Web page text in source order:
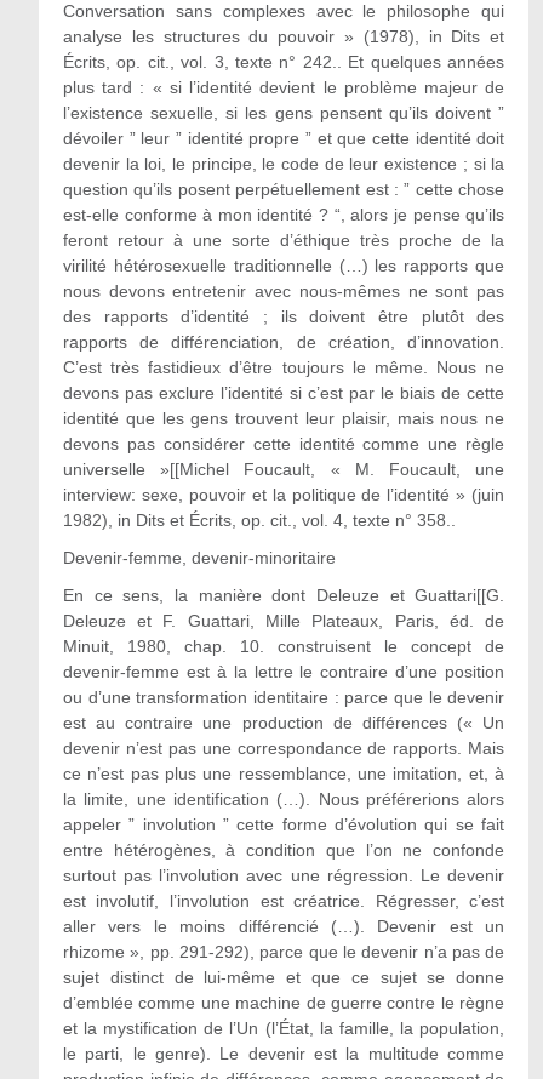
Conversation sans complexes avec le philosophe qui
analyse les structures du pouvoir » (1978), in Dits et
Écrits, op. cit., vol. 3, texte n° 242.. Et quelques années
plus tard : « si l’identité devient le problème majeur de
l’existence sexuelle, si les gens pensent qu’ils doivent ”
dévoiler ” leur ” identité propre ” et que cette identité doit
devenir la loi, le principe, le code de leur existence ; si la
question qu’ils posent perpétuellement est : ” cette chose
est-elle conforme à mon identité ? “, alors je pense qu’ils
feront retour à une sorte d’éthique très proche de la
virilité hétérosexuelle traditionnelle (…) les rapports que
nous devons entretenir avec nous-mêmes ne sont pas
des rapports d’identité ; ils doivent être plutôt des
rapports de différenciation, de création, d’innovation.
C’est très fastidieux d’être toujours le même. Nous ne
devons pas exclure l’identité si c’est par le biais de cette
identité que les gens trouvent leur plaisir, mais nous ne
devons pas considérer cette identité comme une règle
universelle »[[Michel Foucault, « M. Foucault, une
interview: sexe, pouvoir et la politique de l’identité » (juin
1982), in Dits et Écrits, op. cit., vol. 4, texte n° 358..
Devenir-femme, devenir-minoritaire
En ce sens, la manière dont Deleuze et Guattari[[G.
Deleuze et F. Guattari, Mille Plateaux, Paris, éd. de
Minuit, 1980, chap. 10. construisent le concept de
devenir-femme est à la lettre le contraire d’une position
ou d’une transformation identitaire : parce que le devenir
est au contraire une production de différences (« Un
devenir n’est pas une correspondance de rapports. Mais
ce n’est pas plus une ressemblance, une imitation, et, à
la limite, une identification (…). Nous préférerions alors
appeler ” involution ” cette forme d’évolution qui se fait
entre hétérogènes, à condition que l’on ne confonde
surtout pas l’involution avec une régression. Le devenir
est involutif, l’involution est créatrice. Régresser, c’est
aller vers le moins différencié (…). Devenir est un
rhizome », pp. 291-292), parce que le devenir n’a pas de
sujet distinct de lui-même et que ce sujet se donne
d’emblée comme une machine de guerre contre le règne
et la mystification de l’Un (l’État, la famille, la population,
le parti, le genre). Le devenir est la multitude comme